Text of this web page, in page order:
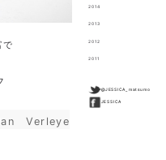
で
Verleye
2014
2013
2012
2011
@JESSICA_matsumo
JESSICA